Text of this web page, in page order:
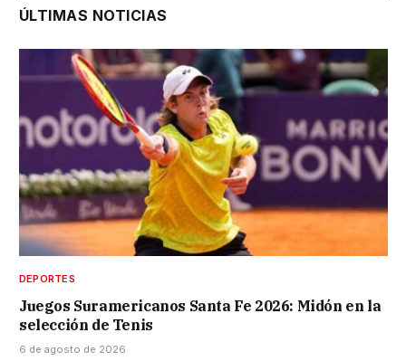
ÚLTIMAS NOTICIAS
DEPORTES
Juegos Suramericanos Santa Fe 2026: Midón en la
selección de Tenis
6 de agosto de 2026